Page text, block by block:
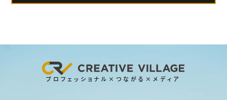
プロフェッショナル×つながる×メディア